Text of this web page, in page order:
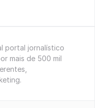
portal jornalístico
mais de 500 mil